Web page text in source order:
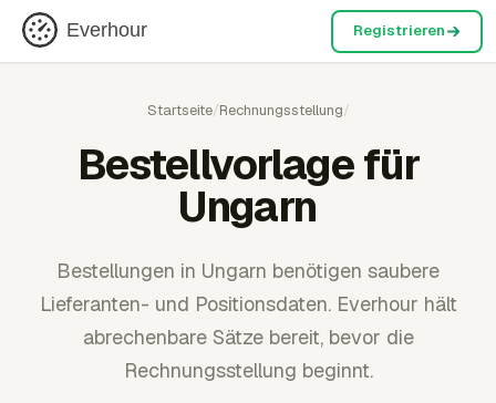
Everhour Registrieren
Startseite/Rechnungsstellung/
Bestellvorlage für
Ungarn
Bestellungen in Ungarn benötigen saubere
Lieferanten- und Positionsdaten. Everhour hält
abrechenbare Sätze bereit, bevor die
Rechnungsstellung beginnt.